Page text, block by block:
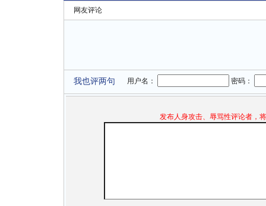
网友评论
我也评两句 用户名： 密码：
发布人身攻击、辱骂性评论者，